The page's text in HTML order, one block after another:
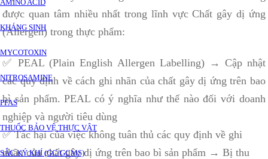
AMINO ACID
KHÁNG SINH
MYCOTOXIN
NITROSAMINE
PFAS
THUỐC BẢO VỆ THỰC VẬT
SẮC KÝ KHÍ (GC/GCMS)
được quan tâm nhiều nhất trong lĩnh vực Chất gây dị ứng
(Allergen) trong thực phẩm:
✅ PEAL (Plain English Allergen Labelling) → Cập nhật
các quy định về cách ghi nhãn của chất gây dị ứng trên bao
bì sản phẩm. PEAL có ý nghĩa như thế nào đối với doanh
nghiệp và người tiêu dùng
✅ Tác hại của việc không tuân thủ các quy định về ghi
nhãn của chất gây dị ứng trên bao bì sản phẩm → Bị thu